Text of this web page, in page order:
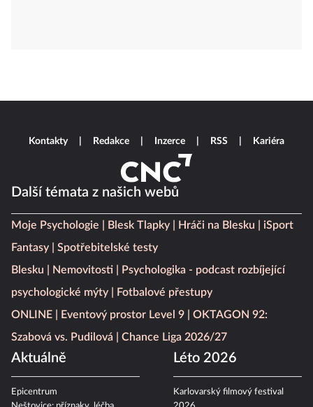
Další témata z našich webů
Moje Psychologie Blesk Tlapky Hráči na Blesku
iSport
Fantasy
Spotřebitelské testy
Blesku
Nemovitosti
Psychologika - podcast rozbíjející
psychologické mýty
Fotbalové přestupy
ONLINE
Eventový prostor Level 9
OKTAGON 92:
Szabová vs. Pudilová
Chance Liga 2026/27
Aktuálně
Epicentrum
Léto 2026
Karlovarský filmový festival
Kontakty Redakce Inzerce RSS Kariéra